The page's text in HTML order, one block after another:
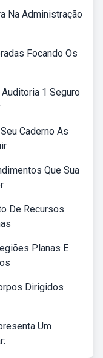
Na Administração
Focando Os
1 Seguro
Caderno As
Que Sua
De Recursos
Planas E
Dirigidos
Um